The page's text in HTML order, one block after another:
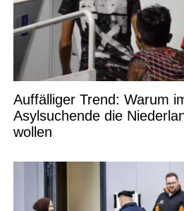
Auffälliger Trend: Warum
Asylsuchende die
wollen